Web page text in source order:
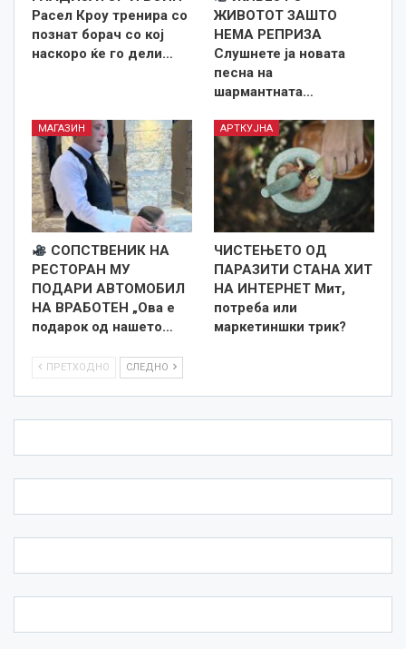
Расел Кроу тренира со
познат борач со кој
наскоро ќе го дели…
ЖИВОТОТ ЗАШТО
НЕМА РЕПРИЗА
Слушнете ја новата
песна на
шармантната…
МАГАЗИН
СОПСТВЕНИК НА
РЕСТОРАН МУ
ПОДАРИ АВТОМОБИЛ
НА ВРАБОТЕН „Ова е
подарок од нашето…
АРТКУЈНА
ЧИСТЕЊЕТО ОД
ПАРАЗИТИ СТАНА ХИТ
НА ИНТЕРНЕТ Мит,
потреба или
маркетиншки трик?
ПРЕТХОДНО СЛЕДНО